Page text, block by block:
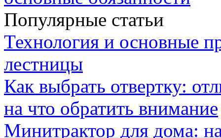
Популярные статьи
Технология и основные
лестницы
Как выбрать отвертку:
на что обратить внимание
Минитрактор для дома: